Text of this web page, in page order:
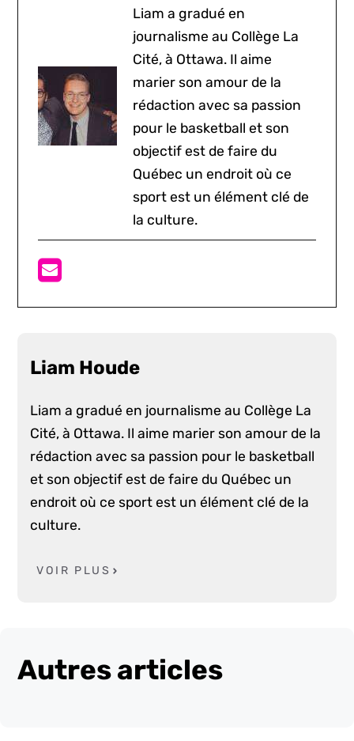
Liam a gradué en
journalisme au Collège La
Cité, à Ottawa. Il aime
marier son amour de la
rédaction avec sa passion
pour le basketball et son
objectif est de faire du
Québec un endroit où ce
sport est un élément clé de
la culture.
Liam Houde
Liam a gradué en journalisme au Collège La
Cité, à Ottawa. Il aime marier son amour de la
rédaction avec sa passion pour le basketball
et son objectif est de faire du Québec un
endroit où ce sport est un élément clé de la
culture.
VOIR PLUS
Autres articles